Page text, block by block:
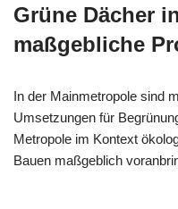
Grüne Dächer
maßgebliche
In der Mainmetropole sind
Umsetzungen für
Metropole im Kontext
Bauen maßgeblich